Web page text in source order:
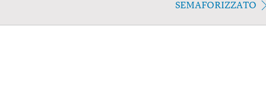
SEMAFORIZZATO